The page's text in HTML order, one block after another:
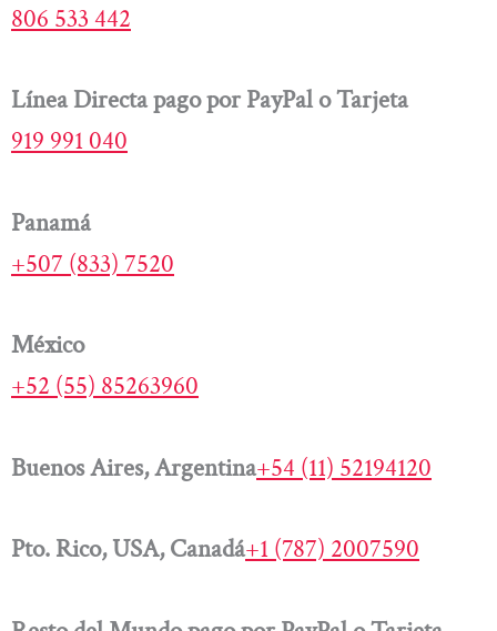
806 533 442
Línea Directa pago por PayPal o Tarjeta
919 991 040
Panamá
+507 (833) 7520
México
+52 (55) 85263960
Buenos Aires, Argentina+54 (11) 52194120
Pto. Rico, USA, Canadá+1 (787) 2007590